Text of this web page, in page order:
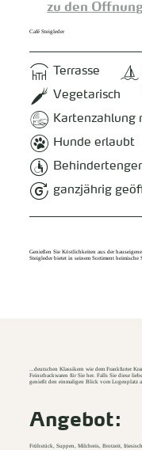
zu den
Café Steigleder
Terrasse
Vegetarisch
Kartenzahlung
Hunde erlaubt
ganzjährig
Genießen Sie Köstlichkeiten aus der
Steigleder bietet in seinem Sortiment
...deutschen Klassikern wie dem Frankfurter
Feinstbackwaren für Sie her. Falls Sie diese
genießt den einmaligen Blick vom Logenplatz
Angebot:
Frühstück, Suppen, Milchreis, Brotzeit,